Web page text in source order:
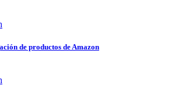
de productos de Amazon